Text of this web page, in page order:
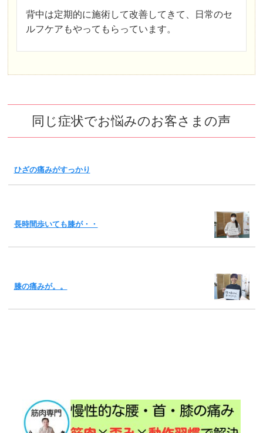
背中は定期的に施術して改善してきて、日常のセ
ルフケアもやってもらっています。
同じ症状でお悩みのお客さまの声
ひざの痛みがすっかり
長時間歩いても膝が・・
膝の痛みが。。